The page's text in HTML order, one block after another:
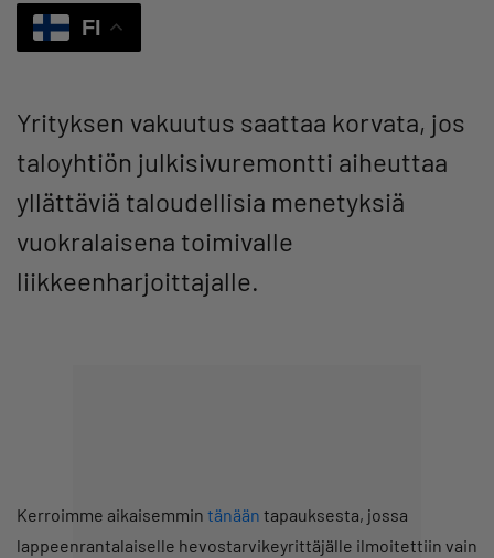
FI
Yrityksen vakuutus saattaa korvata, jos
taloyhtiön julkisivuremontti aiheuttaa
yllättäviä taloudellisia menetyksiä
vuokralaisena toimivalle
liikkeenharjoittajalle.
Kerroimme aikaisemmin tänään tapauksesta, jossa
lappeenrantalaiselle hevostarvikeyrittäjälle ilmoitettiin vain